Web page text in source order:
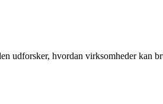
udforsker, hvordan virksomheder kan